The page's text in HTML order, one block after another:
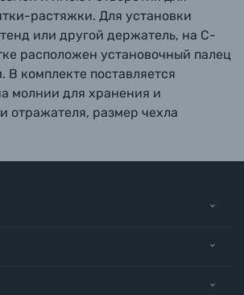
растяжки. Для установки
или другой держатель, на С-
расположен установочный палец
В комплекте поставляется
молнии для хранения и
отражателя, размер чехла